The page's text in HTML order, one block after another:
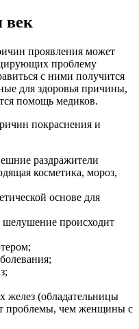
проявления может
проблему
с ними получится
для здоровья причины,
помощь медиков.
покраснения и
раздражители
косметика, мороз,
основе для
шелушение происходит
желез (обладательницы
проблемы, чем женщины с